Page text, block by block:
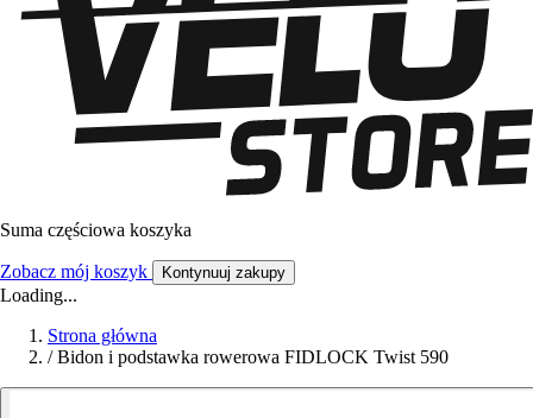
Suma częściowa koszyka
Zobacz mój koszyk Kontynuuj zakupy
Loading...
Strona główna
/ Bidon i podstawka rowerowa FIDLOCK Twist 590